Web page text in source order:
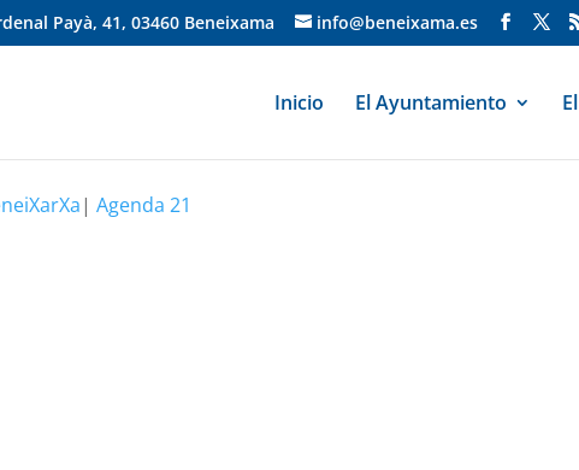
Payà, 41, 03460 Beneixama info@beneixama.es
Inicio El Ayuntamiento
|Agenda 21